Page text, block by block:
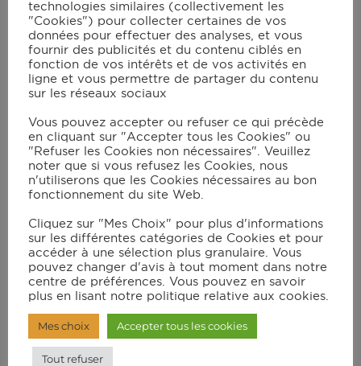
1 oignon
2 œufs
4 tbspde farine
tbsp d'huile de tournesol
sel
poivre
Instructions
courgette et l’oignon.
Emincer l’oignon. Râper les pommes-de-
terre et la courgette avec une grille à
gros trous.
Saler et laisser dégorger 10 minutes dans
une passoire.
technologies similaires (collectivement les
"Cookies") pour collecter certaines de vos
données pour effectuer des analyses, et vous
fournir des publicités et du contenu ciblés en
fonction de vos intérêts et de vos activités en
ligne et vous permettre de partager du contenu
sur les réseaux sociaux
Vous pouvez accepter ou refuser ce qui précède
en cliquant sur "Accepter tous les Cookies" ou
"Refuser les Cookies non nécessaires". Veuillez
noter que si vous refusez les Cookies, nous
n'utiliserons que les Cookies nécessaires au bon
fonctionnement du site Web.
Cliquez sur "Mes Choix" pour plus d'informations
sur les différentes catégories de Cookies et pour
accéder à une sélection plus granulaire. Vous
pouvez changer d'avis à tout moment dans notre
centre de préférences. Vous pouvez en savoir
plus en lisant notre politique relative aux cookies.
Mes choix Accepter tous les cookies
Tout refuser